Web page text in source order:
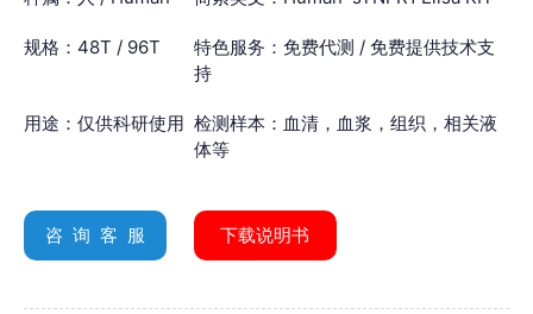
规格：48T / 96T
特色服务：免费代测 / 免费提供技术支
持
用途：仅供科研使用 检测样本：血清，血浆，组织，相关液
体等
咨 询 客 服 下载说明书